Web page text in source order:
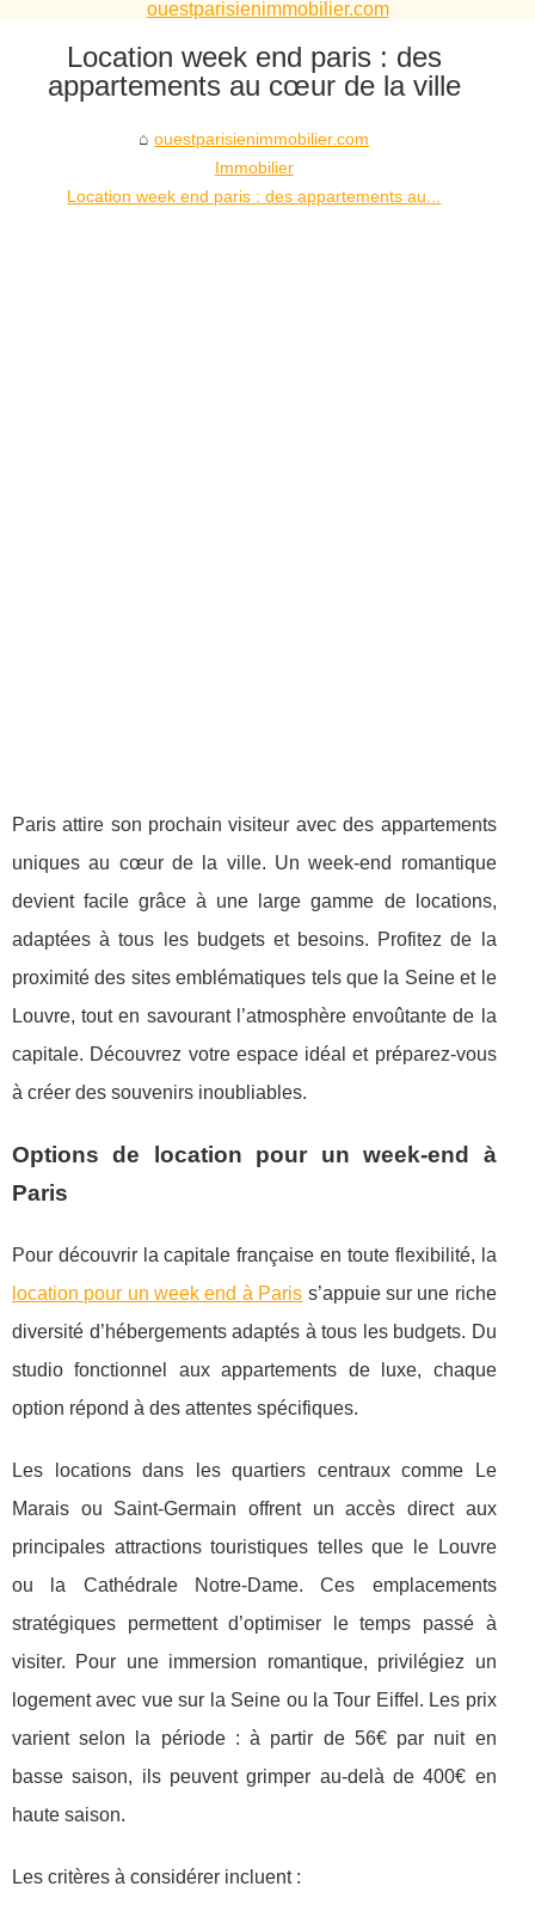
Location week end paris : des
appartements au cœur de la ville
ouestparisienimmobilier.com
Immobilier
Location week end paris : des appartements au...
Paris attire son prochain visiteur avec des appartements
uniques au cœur de la ville. Un week-end romantique
devient facile grâce à une large gamme de locations,
adaptées à tous les budgets et besoins. Profitez de la
proximité des sites emblématiques tels que la Seine et le
Louvre, tout en savourant l’atmosphère envoûtante de la
capitale. Découvrez votre espace idéal et préparez-vous
à créer des souvenirs inoubliables.
Options de location pour un week-end à
Paris
Pour découvrir la capitale française en toute flexibilité, la
location pour un week end à Paris s’appuie sur une riche
diversité d’hébergements adaptés à tous les budgets. Du
studio fonctionnel aux appartements de luxe, chaque
option répond à des attentes spécifiques.
Les locations dans les quartiers centraux comme Le
Marais ou Saint-Germain offrent un accès direct aux
principales attractions touristiques telles que le Louvre
ou la Cathédrale Notre-Dame. Ces emplacements
stratégiques permettent d’optimiser le temps passé à
visiter. Pour une immersion romantique, privilégiez un
logement avec vue sur la Seine ou la Tour Eiffel. Les prix
varient selon la période : à partir de 56€ par nuit en
basse saison, ils peuvent grimper au-delà de 400€ en
haute saison.
Les critères à considérer incluent :
ouestparisienimmobilier.com